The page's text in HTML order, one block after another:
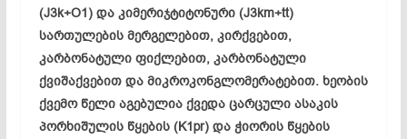
(J3k+O1) და კიმერიჯტიტონური (J3km+tt)
სართულების მერგელებით, კირქვებით,
კარბონატული ფიქლებით, კარბონატული
ქვიშაქვებით და მიკროკონგლომერატებით. ხეობის
ქვემო წელი აგებულია ქვედა ცარცული ასაკის
პორხიშულის წყების (K1pr) და ჭიორის წყების